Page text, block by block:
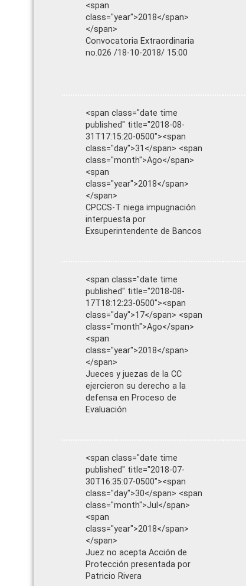
<span
class="year">2018</span>
</span>
Convocatoria Extraordinaria
no.026 /18-10-2018/ 15:00
<span class="date time
published" title="2018-08-
31T17:15:20-0500"><span
class="day">31</span> <span
class="month">Ago</span>
<span
class="year">2018</span>
</span>
CPCCS-T niega impugnación
interpuesta por
Exsuperintendente de Bancos
<span class="date time
published" title="2018-08-
17T18:12:23-0500"><span
class="day">17</span> <span
class="month">Ago</span>
<span
class="year">2018</span>
</span>
Jueces y juezas de la CC
ejercieron su derecho a la
defensa en Proceso de
Evaluación
<span class="date time
published" title="2018-07-
30T16:35:07-0500"><span
class="day">30</span> <span
class="month">Jul</span>
<span
class="year">2018</span>
</span>
Juez no acepta Acción de
Protección presentada por
Patricio Rivera